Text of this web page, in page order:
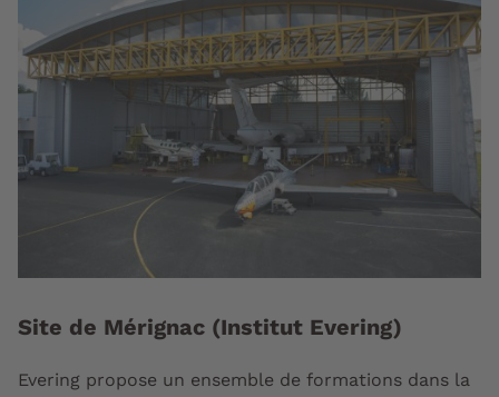
Site de Mérignac (Institut Evering)
Evering propose un ensemble de formations dans la